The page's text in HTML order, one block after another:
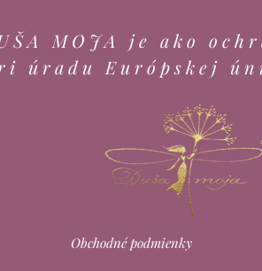
MOJA je ako
úradu Európskej
Obchodné podmienky